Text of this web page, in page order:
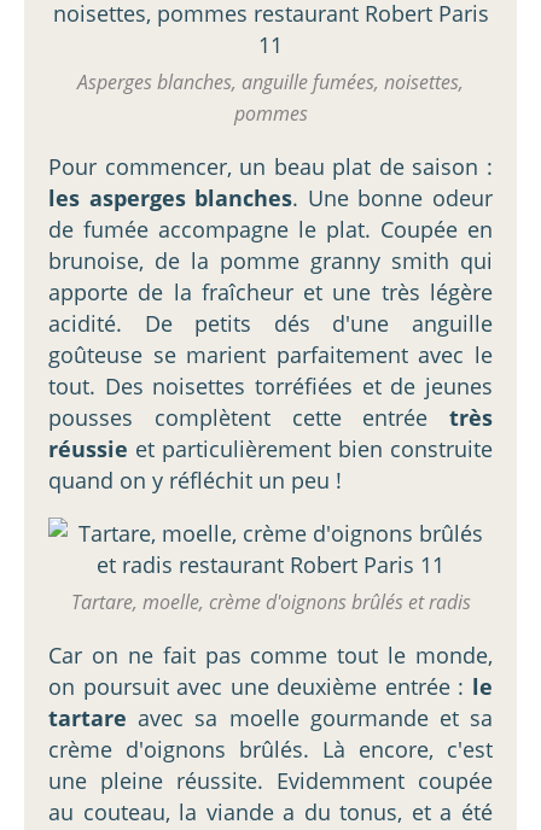
Asperges blanches, anguille fumées, noisettes,
pommes
Pour commencer, un beau plat de saison :
les asperges blanches. Une bonne odeur
de fumée accompagne le plat. Coupée en
brunoise, de la pomme granny smith qui
apporte de la fraîcheur et une très légère
acidité. De petits dés d'une anguille
goûteuse se marient parfaitement avec le
tout. Des noisettes torréfiées et de jeunes
pousses complètent cette entrée très
réussie et particulièrement bien construite
quand on y réfléchit un peu !
Tartare, moelle, crème d'oignons brûlés et radis
Car on ne fait pas comme tout le monde,
on poursuit avec une deuxième entrée : le
tartare avec sa moelle gourmande et sa
crème d'oignons brûlés. Là encore, c'est
une pleine réussite. Evidemment coupée
au couteau, la viande a du tonus, et a été